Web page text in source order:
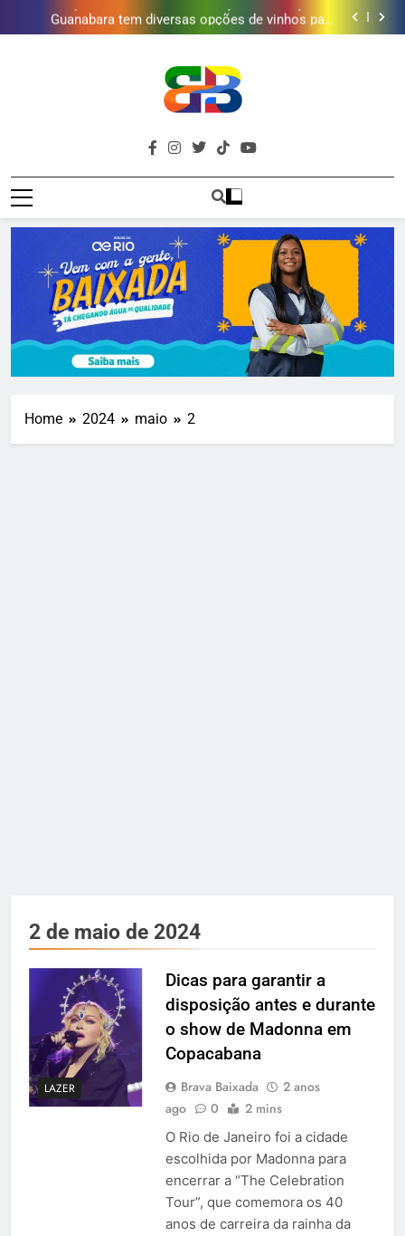
tratamento reforça abastecimento de água
Guanabara tem diversas opções de vinhos para
presentear o seu pai. Descubra como escolher o que
Gastro Samba reúne Nosso Sentimento e Gustavo
Golfe e fortalece projeto que atende 140 crianças
Duque de Caxias: modernização de estação de
tratamento reforça abastecimento de água
Guanabara tem diversas opções de vinhos para
presentear o seu pai. Descubra como escolher o que
mais combina com ele
Gastro Samba reúne Nosso Sentimento e Gustavo
Lins em Nova Iguaçu neste fim de semana
Brava
Baixada
Baixada Fluminense Em Destaque!
Home 2024 maio 2
2 de maio de 2024
LAZER
Dicas para garantir a
disposição antes e durante
o show de Madonna em
Copacabana
Brava Baixada
2 anos
ago
0 2 mins
O Rio de Janeiro foi a cidade
escolhida por Madonna para
encerrar a “The Celebration
Tour”, que comemora os 40
anos de carreira da rainha da